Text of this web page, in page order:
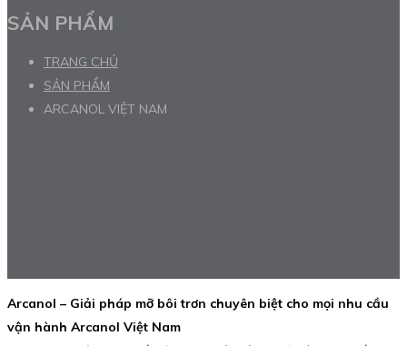
SẢN PHẨM
TRANG CHỦ
SẢN PHẨM
ARCANOL VIỆT NAM
Arcanol – Giải pháp mỡ bôi trơn chuyên biệt cho mọi nhu cầu
vận hành Arcanol Việt Nam